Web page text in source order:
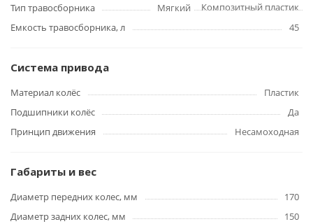
Композитный пластик
Тип травосборника
Мягкий
Емкость травосборника, л
45
Система привода
Материал колёс
Пластик
Подшипники колёс
Да
Принцип движения
Несамоходная
Габариты и вес
Диаметр передних колес, мм
170
Диаметр задних колес, мм
150